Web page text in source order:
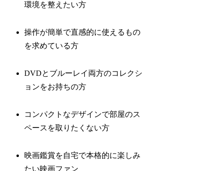
環境を整えたい方
操作が簡単で直感的に使えるもの
を求めている方
DVDとブルーレイ両方のコレクシ
ョンをお持ちの方
コンパクトなデザインで部屋のス
ペースを取りたくない方
映画鑑賞を自宅で本格的に楽しみ
たい映画ファン